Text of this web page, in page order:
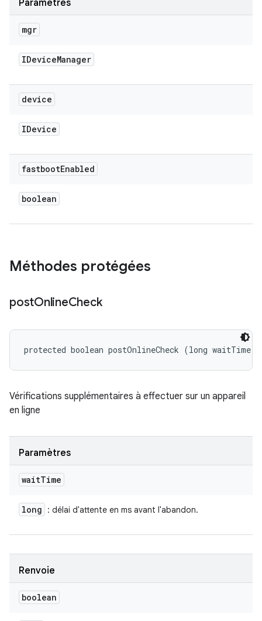
Paramètres
mgr
IDeviceManager
device
IDevice
fastbootEnabled
boolean
Méthodes protégées
postOnlineCheck
protected boolean postOnlineCheck (long waitTime)
Vérifications supplémentaires à effectuer sur un appareil
en ligne
Paramètres
waitTime
long : délai d'attente en ms avant l'abandon.
Renvoie
boolean